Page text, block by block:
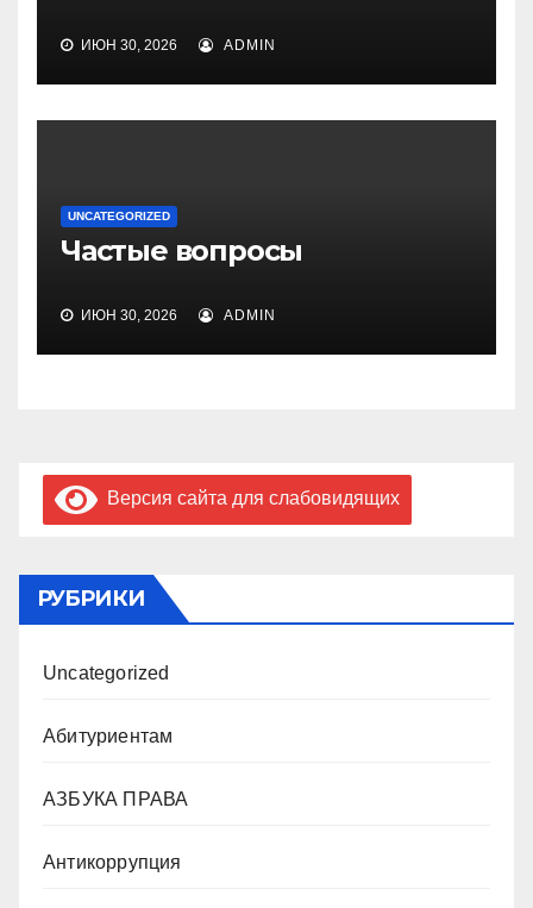
ИЮН 30, 2026 ADMIN
UNCATEGORIZED
Частые вопросы
ИЮН 30, 2026 ADMIN
Версия сайта для слабовидящих
РУБРИКИ
Uncategorized
Абитуриентам
АЗБУКА ПРАВА
Антикоррупция